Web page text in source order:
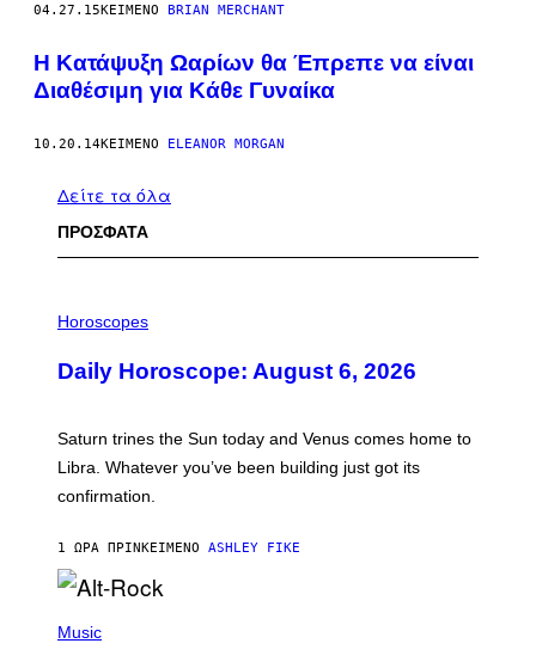
04.27.15ΚΕΊΜΕΝΟ BRIAN MERCHANT
Η Κατάψυξη Ωαρίων θα Έπρεπε να είναι
Διαθέσιμη για Κάθε Γυναίκα
10.20.14ΚΕΊΜΕΝΟ ELEANOR MORGAN
Δείτε τα όλα
ΠΡΟΣΦΑΤΑ
L
S
T
I
N
R
E
E
A
.
Horoscopes
Daily Horoscope: August 6, 2026
Saturn trines the Sun today and Venus comes home to
Libra. Whatever you’ve been building just got its
confirmation.
1 ΏΡΑ ΠΡΙΝ ΚΕΊΜΕΝΟ ASHLEY FIKE
P
Music